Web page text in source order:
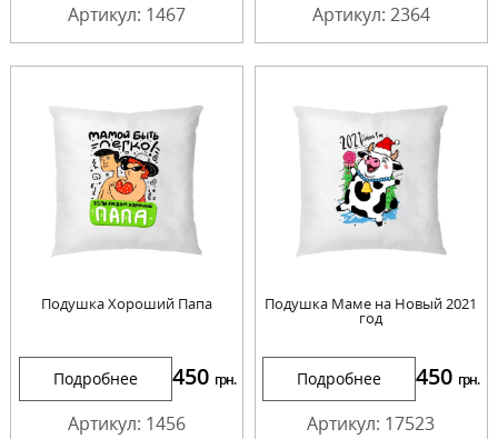
Артикул: 1467 Артикул: 2364
Подушка Хороший Папа
Подробнее 450 грн.
Артикул: 1456
Подушка Маме на Новый 2021
год
Подробнее 450 грн.
Артикул: 17523